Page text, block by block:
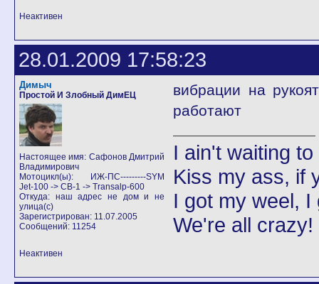
Неактивен
28.01.2009 17:58:23
Димыч
Простой И Злобный ДимЕЦ
Настоящее имя: Сафонов Дмитрий
Владимирович
Мотоцикл(ы): ИЖ-ПС---------SYM
Jet-100 -> CB-1 -> Transalp-600
Откуда: наш адрес не дом и не
улица(с)
Зарегистрирован: 11.07.2005
Сообщений: 11254
вибрации на
работают
I ain't waiting
Kiss my ass, if
I got my weel,
We're all
Неактивен